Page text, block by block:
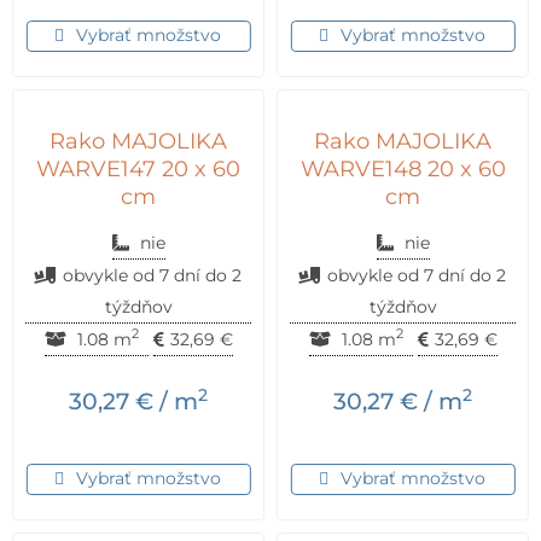
Vybrať množstvo Vybrať množstvo
Rako MAJOLIKA
WARVE147 20 x 60
cm
nie
obvykle od 7 dní do 2
týždňov
1.08 m2 32,69 €
30,27 € / m2
Vybrať množstvo
Rako MAJOLIKA
WARVE148 20 x 60
cm
nie
obvykle od 7 dní do 2
týždňov
1.08 m2 32,69 €
30,27 € / m2
Vybrať množstvo